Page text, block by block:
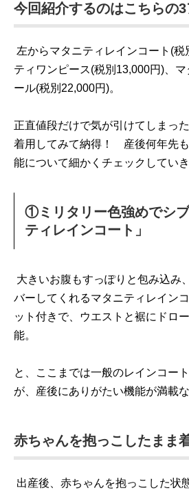
今回紹介するのはこちらの
左からマタニティレインコート(税
ティワンピース(税別13,000円)、
ール(税別22,000円)。
正直値段だけで気が引けてしまっ
着用してみて納得！ 産後何年先
能について細かくチェックしていき
①ミリタリー色強めでシ
ティレインコート」
大きいお腹もすっぽりと包み込み
バーしてくれるマタニティレイン
ット付きで、ウエストと裾にドロ
能。
と、ここまでは一般のレインコー
が、産後にありがたい機能が満載な
赤ちゃんを抱っこしたまま
出産後、赤ちゃんを抱っこした状